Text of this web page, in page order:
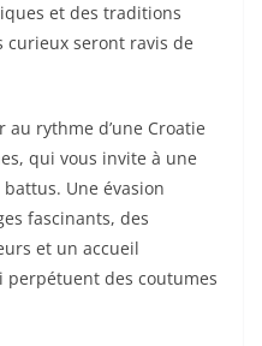
et des traditions
curieux seront ravis de
rythme d’une Croatie
qui vous invite à une
Une évasion
fascinants, des
et un accueil
des coutumes